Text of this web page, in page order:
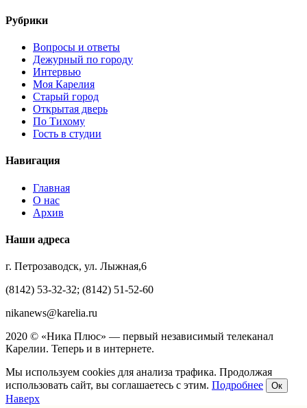
Рубрики
Вопросы и ответы
Дежурный по городу
Интервью
Моя Карелия
Старый город
Открытая дверь
По Тихому
Гость в студии
Навигация
Главная
О нас
Архив
Наши адреса
г. Петрозаводск, ул. Лыжная,6
(8142) 53-32-32; (8142) 51-52-60
nikanews@karelia.ru
2020 © «Ника Плюс» — первый независимый телеканал
Карелии. Теперь и в интернете.
Мы используем cookies для анализа трафика. Продолжая
использовать сайт, вы соглашаетесь с этим. Подробнее Ок
Наверх